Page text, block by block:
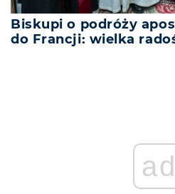
Biskupi o podróży
do Francji: wielka
ad